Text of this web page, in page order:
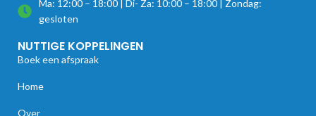
Ma: 12:00 – 18:00 | Di- Za: 10:00 – 18:00 | Zondag:
gesloten
NUTTIGE KOPPELINGEN
Boek een afspraak
Home
Over